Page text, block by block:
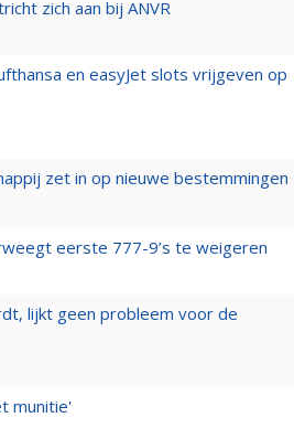
zich aan bij ANVR
en easyJet slots vrijgeven op
zet in op nieuwe bestemmingen
eerste 777-9’s te weigeren
lijkt geen probleem voor de
munitie'